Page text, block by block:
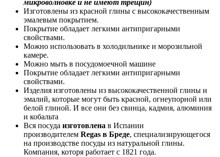
микроволновке и не имеют трещин)
Изготовлены из красной глины с высококачественным
эмалевым покрытием.
Покрытие обладает легкими антипригарными
свойствами.
Можно использовать в холодильнике и морозильной
камере.
Можно мыть в посудомоечной машине
Покрытие обладает легкими антипригарными
свойствами.
Изделия изготовлены из высококачественной глины и
эмалий, которые могут быть красной, огнеупорной или
белой глиной. И все они без свинца, кадмия, алюминия
и кобальта
Вся посуда изготовлена в Испании
производителем Regas в Бреде, специализирующегося
на производстве посуды из натуральной глины.
Компания, которя работает с 1821 года.